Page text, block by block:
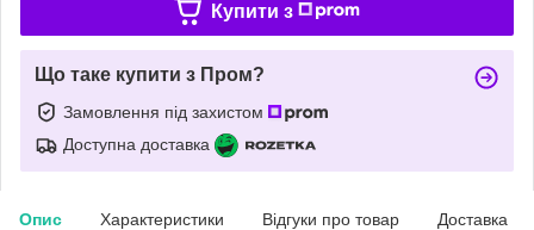
Купити з
Що таке купити з Пром?
Замовлення під захистом
Доступна доставка
Опис Характеристики Відгуки про товар Доставка